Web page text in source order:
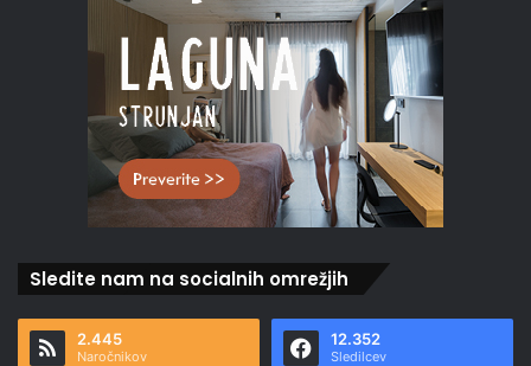
Sledite nam na socialnih omrežjih
2.445
Naročnikov
12.352
Sledilcev